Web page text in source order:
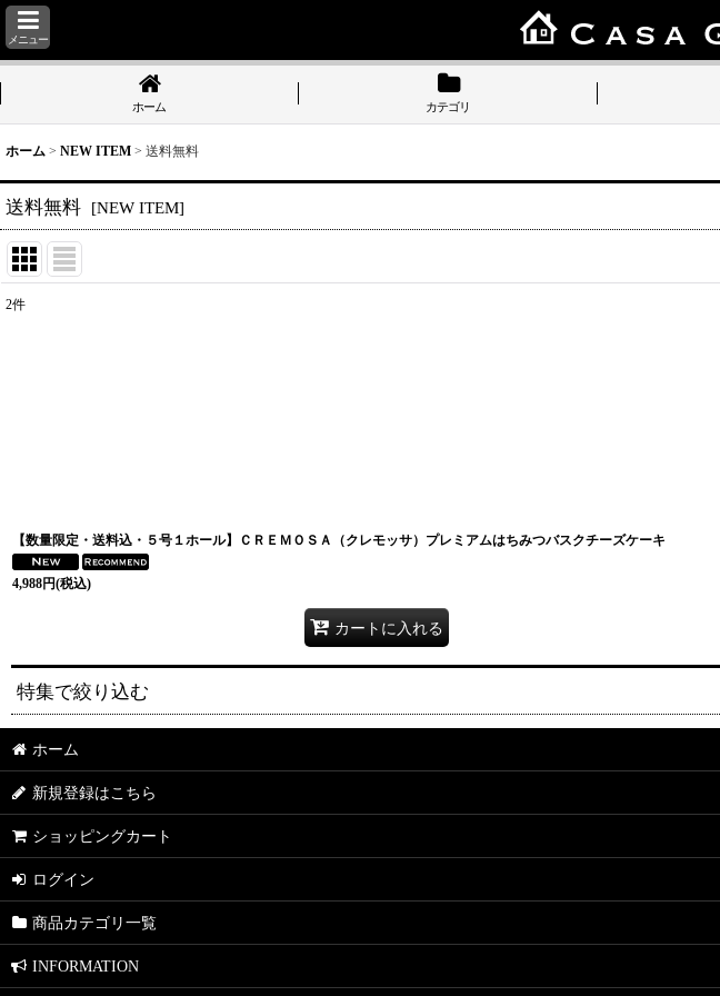
メニュー
ホーム カテゴリ
ホーム > NEW ITEM > 送料無料
送料無料 [NEW ITEM]
2件
【数量限定・送料込・５号１ホール】ＣＲＥＭＯＳＡ（クレモッサ）プレミアムはちみつバスクチーズケーキ
4,988円(税込)
カートに入れる
特集で絞り込む
送料無料
セット販売
ギフト
KITCHEN
DINING
ホーム
新規登録はこちら
ショッピングカート
ログイン
商品カテゴリ一覧
INFORMATION